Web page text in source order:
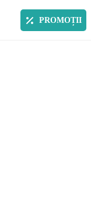
PROMOȚII